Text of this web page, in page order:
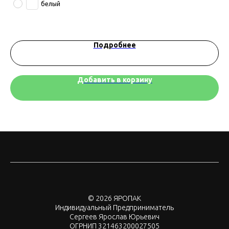
белый
Подробнее
Добавить в корзину
© 2026 ЯРОПАК
Индивидуальный Предприниматель
Сергеев Ярослав Юрьевич
ОГРНИП 321463200027505